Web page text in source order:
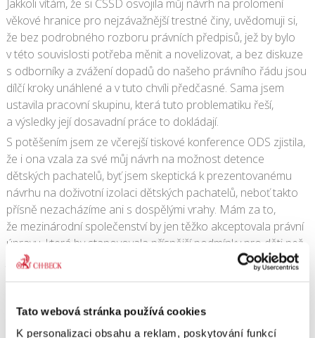
Tato webová stránka používá cookies
K personalizaci obsahu a reklam, poskytování funkcí
Jakkoli vítám, že si ČSSD osvojila můj návrh na prolomení
věkové hranice pro nejzávažnější trestné činy, uvědomuji si,
že bez podrobného rozboru právních předpisů, jež by bylo
v této souvislosti potřeba měnit a novelizovat, a bez diskuze
s odborníky a zvážení dopadů do našeho právního řádu jsou
dílčí kroky unáhlené a v tuto chvíli předčasné. Sama jsem
ustavila pracovní skupinu, která tuto problematiku řeší,
a výsledky její dosavadní práce to dokládají.
S potěšením jsem ze včerejší tiskové konference ODS zjistila,
že i ona vzala za své můj návrh na možnost detence
dětských pachatelů, byť jsem skeptická k prezentovanému
návrhu na doživotní izolaci dětských pachatelů, neboť takto
přísně nezacházíme ani s dospělými vrahy. Mám za to,
že mezinárodní společenství by jen těžko akceptovala právní
úpravu, která by stanovovala přísnější podmínky pro děti než
jsou ty, jaké platí pro dospělé.“